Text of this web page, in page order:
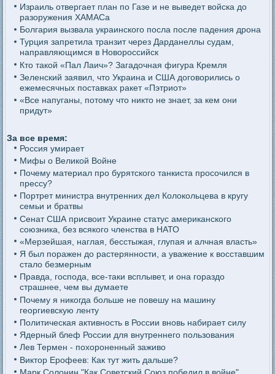
Израиль отвергает план по Газе и не выведет войска до
разоружения ХАМАСа
Болгария вызвала украинского посла после падения дрона
Турция запретила транзит через Дарданеллы судам,
направляющимся в Новороссийск
Кто такой «Пал Лаич»? Загадочная фигура Кремля
Зеленский заявил, что Украина и США договорились о
ежемесячных поставках ракет «Пэтриот»
«Все напуганы, потому что никто не знает, за кем они
придут»
За все время:
Россия умирает
Мифы о Великой Войне
Почему материал про бурятского танкиста просочился в
прессу?
Портрет министра внутренних дел Колокольцева в кругу
семьи и братвы
Сенат США присвоит Украине статус американского
союзника, без всякого членства в НАТО
«Мерзейшая, наглая, бесстыжая, глупая и алчная власть»
Я был поражен до растерянности, а уважение к восставшим
стало безмерным
Правда, господа, все-таки всплывет, и она гораздо
страшнее, чем вы думаете
Почему я никогда больше не повешу на машину
георгиевскую ленту
Политическая активность в России вновь набирает силу
Ядерный блеф России для внутреннего пользования
Лев Термен - похороненный заживо
Виктор Ерофеев: Как тут жить дальше?